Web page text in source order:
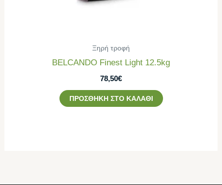
Ξηρή τροφή
BELCANDO Finest Light 12.5kg
78,50€
ΠΡΟΣΘΉΚΗ ΣΤΟ ΚΑΛΆΘΙ